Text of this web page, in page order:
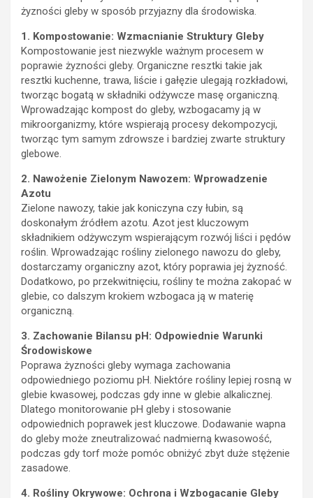
żyzności gleby w sposób przyjazny dla środowiska.
1. Kompostowanie: Wzmacnianie Struktury Gleby
Kompostowanie jest niezwykle ważnym procesem w
poprawie żyzności gleby. Organiczne resztki takie jak
resztki kuchenne, trawa, liście i gałęzie ulegają rozkładowi,
tworząc bogatą w składniki odżywcze masę organiczną.
Wprowadzając kompost do gleby, wzbogacamy ją w
mikroorganizmy, które wspierają procesy dekompozycji,
tworząc tym samym zdrowsze i bardziej zwarte struktury
glebowe.
2. Nawożenie Zielonym Nawozem: Wprowadzenie
Azotu
Zielone nawozy, takie jak koniczyna czy łubin, są
doskonałym źródłem azotu. Azot jest kluczowym
składnikiem odżywczym wspierającym rozwój liści i pędów
roślin. Wprowadzając rośliny zielonego nawozu do gleby,
dostarczamy organiczny azot, który poprawia jej żyzność.
Dodatkowo, po przekwitnięciu, rośliny te można zakopać w
glebie, co dalszym krokiem wzbogaca ją w materię
organiczną.
3. Zachowanie Bilansu pH: Odpowiednie Warunki
Środowiskowe
Poprawa żyzności gleby wymaga zachowania
odpowiedniego poziomu pH. Niektóre rośliny lepiej rosną w
glebie kwasowej, podczas gdy inne w glebie alkalicznej.
Dlatego monitorowanie pH gleby i stosowanie
odpowiednich poprawek jest kluczowe. Dodawanie wapna
do gleby może zneutralizować nadmierną kwasowość,
podczas gdy torf może pomóc obniżyć zbyt duże stężenie
zasadowe.
4. Rośliny Okrywowe: Ochrona i Wzbogacanie Gleby